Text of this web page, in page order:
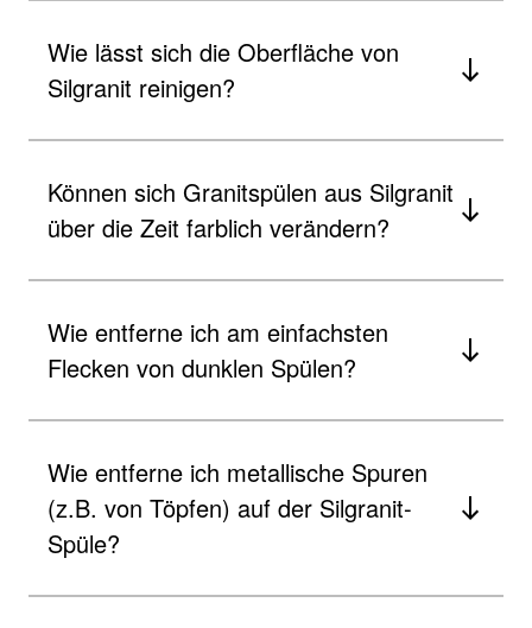
Wie lässt sich die Oberfläche von
Silgranit reinigen?
Können sich Granitspülen aus Silgranit
über die Zeit farblich verändern?
Wie entferne ich am einfachsten
Flecken von dunklen Spülen?
Wie entferne ich metallische Spuren
(z.B. von Töpfen) auf der Silgranit-
Spüle?